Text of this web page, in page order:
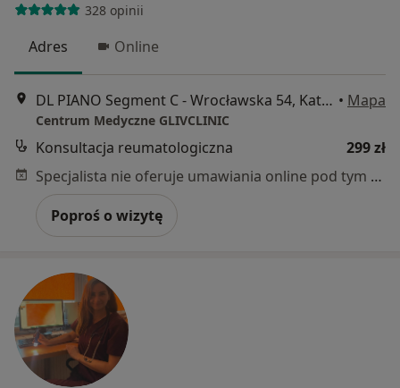
328 opinii
Adres Online
DL PIANO Segment C - Wrocławska 54, Katowice • Mapa
Centrum Medyczne GLIVCLINIC
Konsultacja reumatologiczna
299 zł
Specjalista nie oferuje umawiania online pod tym adresem.
Poproś o wizytę